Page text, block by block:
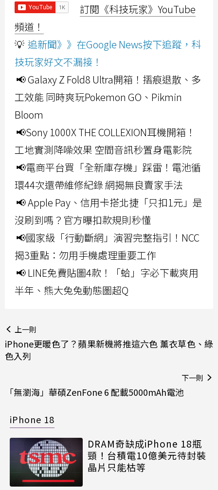
訂閱《科技玩家》YouTube
頻道！
💡 追新聞》》在Google News按下追蹤，科
技玩家好文不漏接！
📢 Galaxy Z Fold8 Ultra開箱！摺痕退散、多
工效能 同時爽玩Pokemon GO、Pikmin
Bloom
📢Sony 1000X THE COLLEXION耳機開箱！
工地實測降噪效果 空間音訊秒置身電影院
📢電商平台買「全新庫存機」踩雷！電池循
環44次還帶維修紀錄 網揭無良賣家手法
📢 Apple Pay、信用卡搭北捷「只扣1元」是
沒刷到嗎？官方曝扣款規則秒懂
📢國家級「行動斷網」演習完整指引！NCC
揭3重點：勿用手機處理重要工作
📢 LINE免費貼圖4款！「蛤」字必下載爽用
半年、熊大兔兔動態圖超Q
上一則
iPhone更暖色了？蘋果新機將推這六色 薰衣草色、綠
色入列
下一則
「無瀏海」華碩ZenFone 6 配載5000mAh電池
iPhone 18
DRAM奇缺成iPhone 18瓶
頸！台積電10億美元待封裝
晶片只能枯等